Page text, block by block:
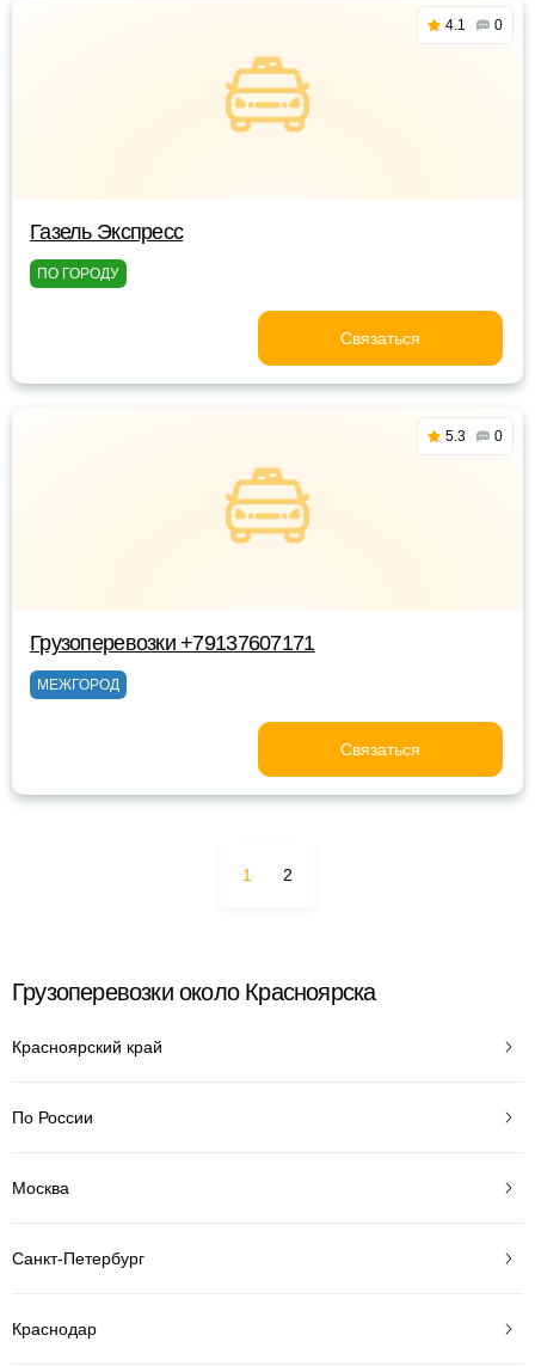
4.1 0
Газель Экспресс
ПО ГОРОДУ
Связаться
5.3 0
Грузоперевозки +79137607171
МЕЖГОРОД
Связаться
1 2
Грузоперевозки около Красноярска
Красноярский край
По России
Москва
Санкт-Петербург
Краснодар